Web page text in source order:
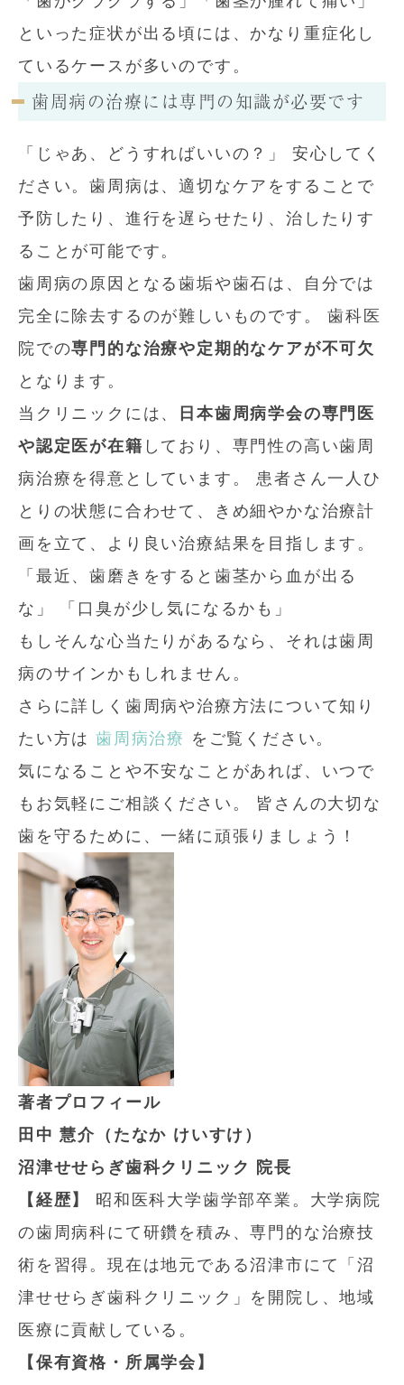
といった症状が出る頃には、かなり重症化し
ているケースが多いのです。
歯周病の治療には専門の知識が必要です
「じゃあ、どうすればいいの？」 安心してく
ださい。歯周病は、適切なケアをすることで
予防したり、進行を遅らせたり、治したりす
ることが可能です。
歯周病の原因となる歯垢や歯石は、自分では
完全に除去するのが難しいものです。 歯科医
院での専門的な治療や定期的なケアが不可欠
となります。
当クリニックには、
日本歯周病学会の専門医
や認定医が在籍 しており、専門性の高い歯周
病治療を得意としています。 患者さん一人ひ
とりの状態に合わせて、きめ細やかな治療計
画を立て、より良い治療結果を目指します。
「最近、歯磨きをすると歯茎から血が出る
な」 「口臭が少し気になるかも」
もしそんな心当たりがあるなら、それは歯周
病のサインかもしれません。
さらに詳しく歯周病や治療方法について知り
たい方は 歯周病治療 をご覧ください。
気になることや不安なことがあれば、いつで
もお気軽にご相談ください。 皆さんの大切な
歯を守るために、一緒に頑張りましょう！
著者プロフィール
田中 慧介（たなか けいすけ）
沼津せせらぎ歯科クリニック 院長
【経歴】
昭和医科大学歯学部卒業。大学病院
の歯周病科にて研鑽を積み、専門的な治療技
術を習得。現在は地元である沼津市にて「沼
津せせらぎ歯科クリニック」を開院し、地域
医療に貢献している。
【保有資格・所属学会】